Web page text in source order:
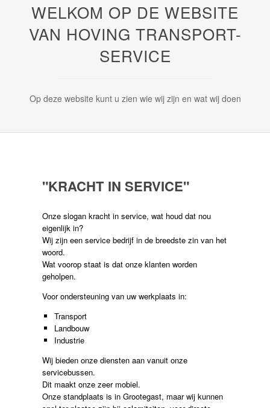
WELKOM OP DE WEBSITE
VAN HOVING TRANSPORT-
SERVICE
Op deze website kunt u zien wie wij zijn en wat wij doen
"KRACHT IN SERVICE"
Onze slogan kracht in service, wat houd dat nou
eigenlijk in?
Wij zijn een service bedrijf in de breedste zin van het
woord.
Wat voorop staat is dat onze klanten worden
geholpen.
Voor ondersteuning van uw werkplaats in:
Transport
Landbouw
Industrie
Wij bieden onze diensten aan vanuit onze
servicebussen.
Dit maakt onze zeer mobiel.
Onze standplaats is in Grootegast, maar wij kunnen